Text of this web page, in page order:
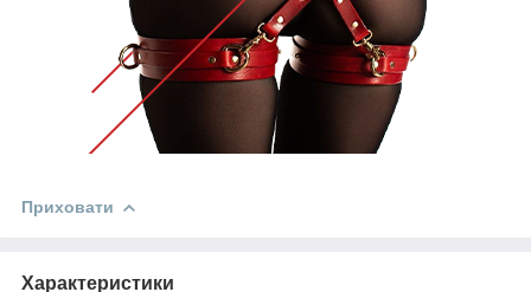
Приховати
Характеристики